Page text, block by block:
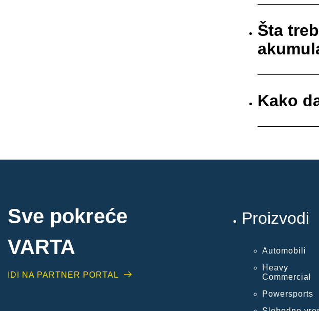
Šta
Kako
Sve pokreće
VARTA
IDI NA PARTNER PORTAL
Proizvodi
Automobili
Heavy
Commercial
Powersports